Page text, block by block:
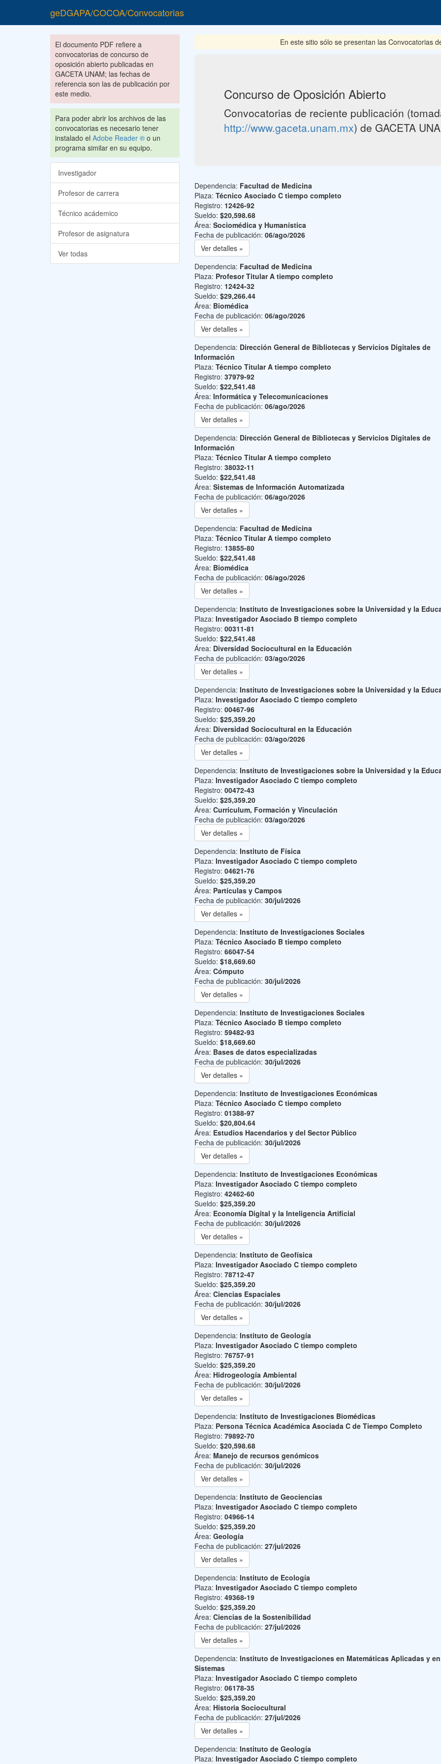
geDGAPA/COCOA/Convocatorias
El documento PDF refiere a
convocatorias de concurso de
oposición abierto publicadas en
GACETA UNAM; las fechas de
referencia son las de publicación por
este medio.
Para poder abrir los archivos de las
convocatorias es necesario tener
instalado el Adobe Reader ® o un
programa similar en su equipo.
Investigador
Profesor de carrera
Técnico acádemico
Profesor de asignatura
Ver todas
En este sitio sólo se presentan las Convocatorias del
Concurso de Oposición Abierto
Convocatorias de reciente publicación
http://www.gaceta.unam.mx) de GACETA
Dependencia: Facultad de Medicina
Plaza: Técnico Asociado C tiempo completo
Registro: 12426-92
Sueldo: $20,598.68
Área: Sociomédica y Humanística
Fecha de publicación: 06/ago/2026
Ver detalles »
Dependencia: Facultad de Medicina
Plaza: Profesor Titular A tiempo completo
Registro: 12424-32
Sueldo: $29,266.44
Área: Biomédica
Fecha de publicación: 06/ago/2026
Ver detalles »
Dependencia: Dirección General de Bibliotecas y Servicios Digitales de
Información
Plaza: Técnico Titular A tiempo completo
Registro: 37979-92
Sueldo: $22,541.48
Área: Informática y Telecomunicaciones
Fecha de publicación: 06/ago/2026
Ver detalles »
Dependencia: Dirección General de Bibliotecas y Servicios Digitales de
Información
Plaza: Técnico Titular A tiempo completo
Registro: 38032-11
Sueldo: $22,541.48
Área: Sistemas de Información Automatizada
Fecha de publicación: 06/ago/2026
Ver detalles »
Dependencia: Facultad de Medicina
Plaza: Técnico Titular A tiempo completo
Registro: 13855-80
Sueldo: $22,541.48
Área: Biomédica
Fecha de publicación: 06/ago/2026
Ver detalles »
Dependencia: Instituto de Investigaciones sobre la Universidad y la
Plaza: Investigador Asociado B tiempo completo
Registro: 00311-81
Sueldo: $22,541.48
Área: Diversidad Sociocultural en la Educación
Fecha de publicación: 03/ago/2026
Ver detalles »
Dependencia: Instituto de Investigaciones sobre la Universidad y la
Plaza: Investigador Asociado C tiempo completo
Registro: 00467-96
Sueldo: $25,359.20
Área: Diversidad Sociocultural en la Educación
Fecha de publicación: 03/ago/2026
Ver detalles »
Dependencia: Instituto de Investigaciones sobre la Universidad y la
Plaza: Investigador Asociado C tiempo completo
Registro: 00472-43
Sueldo: $25,359.20
Área: Currículum, Formación y Vinculación
Fecha de publicación: 03/ago/2026
Ver detalles »
Dependencia: Instituto de Física
Plaza: Investigador Asociado C tiempo completo
Registro: 04621-76
Sueldo: $25,359.20
Área: Partículas y Campos
Fecha de publicación: 30/jul/2026
Ver detalles »
Dependencia: Instituto de Investigaciones Sociales
Plaza: Técnico Asociado B tiempo completo
Registro: 66047-54
Sueldo: $18,669.60
Área: Cómputo
Fecha de publicación: 30/jul/2026
Ver detalles »
Dependencia: Instituto de Investigaciones Sociales
Plaza: Técnico Asociado B tiempo completo
Registro: 59482-93
Sueldo: $18,669.60
Área: Bases de datos especializadas
Fecha de publicación: 30/jul/2026
Ver detalles »
Dependencia: Instituto de Investigaciones Económicas
Plaza: Técnico Asociado C tiempo completo
Registro: 01388-97
Sueldo: $20,804.64
Área: Estudios Hacendarios y del Sector Público
Fecha de publicación: 30/jul/2026
Ver detalles »
Dependencia: Instituto de Investigaciones Económicas
Plaza: Investigador Asociado C tiempo completo
Registro: 42462-60
Sueldo: $25,359.20
Área: Economía Digital y la Inteligencia Artificial
Fecha de publicación: 30/jul/2026
Ver detalles »
Dependencia: Instituto de Geofísica
Plaza: Investigador Asociado C tiempo completo
Registro: 78712-47
Sueldo: $25,359.20
Área: Ciencias Espaciales
Fecha de publicación: 30/jul/2026
Ver detalles »
Dependencia: Instituto de Geología
Plaza: Investigador Asociado C tiempo completo
Registro: 76757-91
Sueldo: $25,359.20
Área: Hidrogeología Ambiental
Fecha de publicación: 30/jul/2026
Ver detalles »
Dependencia: Instituto de Investigaciones Biomédicas
Plaza: Persona Técnica Académica Asociada C de Tiempo Completo
Registro: 79892-70
Sueldo: $20,598.68
Área: Manejo de recursos genómicos
Fecha de publicación: 30/jul/2026
Ver detalles »
Dependencia: Instituto de Geociencias
Plaza: Investigador Asociado C tiempo completo
Registro: 04966-14
Sueldo: $25,359.20
Área: Geología
Fecha de publicación: 27/jul/2026
Ver detalles »
Dependencia: Instituto de Ecología
Plaza: Investigador Asociado C tiempo completo
Registro: 49368-19
Sueldo: $25,359.20
Área: Ciencias de la Sostenibilidad
Fecha de publicación: 27/jul/2026
Ver detalles »
Dependencia: Instituto de Investigaciones en Matemáticas Aplicadas y en
Sistemas
Plaza: Investigador Asociado C tiempo completo
Registro: 06178-35
Sueldo: $25,359.20
Área: Historia Sociocultural
Fecha de publicación: 27/jul/2026
Ver detalles »
Dependencia: Instituto de Geología
Plaza: Investigador Asociado C tiempo completo